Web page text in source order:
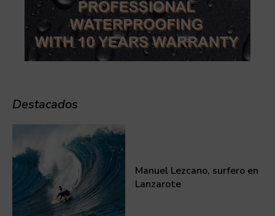
Destacados
Manuel Lezcano, surfero en
Lanzarote